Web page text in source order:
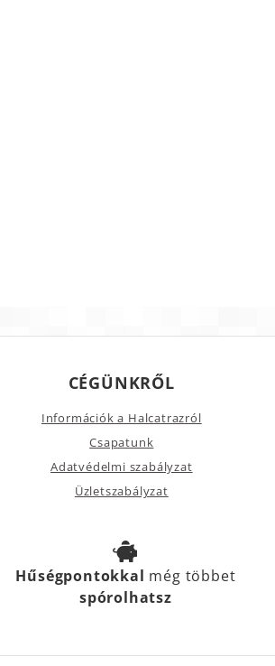
CÉGÜNKRŐL
Információk a Halcatrazról
Csapatunk
Adatvédelmi szabályzat
Üzletszabályzat
Hűségpontokkal még többet
spórolhatsz